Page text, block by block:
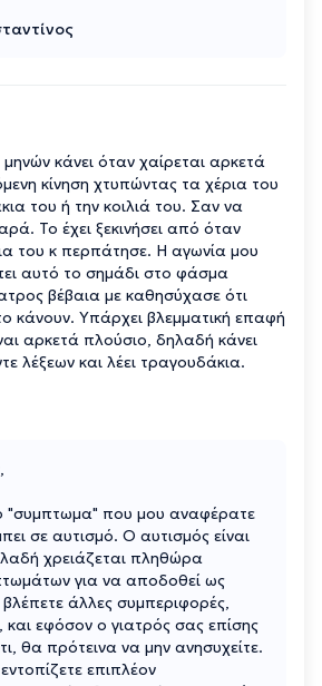
κάνει όταν χαίρεται αρκετά
κίνηση χτυπώντας τα χέρια του
του ή την κοιλιά του. Σαν να
Το έχει ξεκινήσει από όταν
του κ περπάτησε. Η αγωνία μου
αυτό το σημάδι στο φάσμα
βέβαια με καθησύχασε ότι
κάνουν. Υπάρχει βλεμματική επαφή
αρκετά πλούσιο, δηλαδή κάνει
λέξεων και λέει τραγουδάκια.
"συμπτωμα" που μου αναφέρατε
σε αυτισμό. Ο αυτισμός είναι
χρειάζεται πληθώρα
για να αποδοθεί ως
άλλες συμπεριφορές,
και εφόσον ο γιατρός σας επίσης
θα πρότεινα να μην ανησυχείτε.
επιπλέον